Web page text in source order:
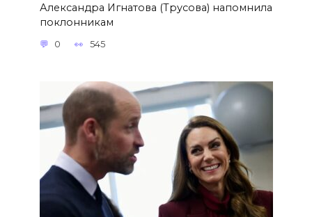
Александра Игнатова (Трусова) напомнила
поклонникам
0 545